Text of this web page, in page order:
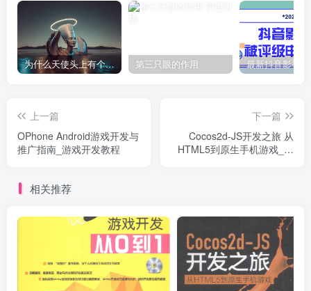
为什么天使头上有个圈？ 第三只眼的作用
上一篇
OPhone Android游戏开发与
推广指南_游戏开发教程
下一篇
Cocos2d-JS开发之旅 从
HTML5到原生手机游戏_游
相关推荐